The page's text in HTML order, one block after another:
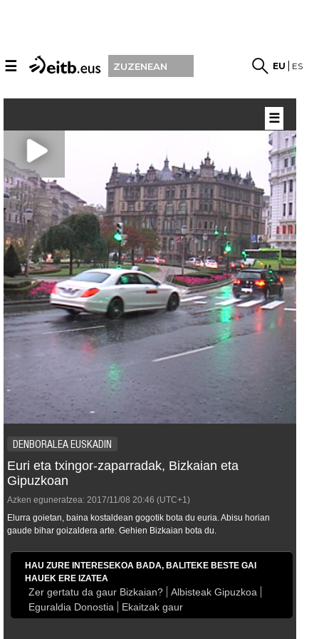
☰ ZUZENEAN EU ES
DENBORALEA EUSKADIN
Euri eta txingor-zaparradak, Bizkaian eta
Gipuzkoan
Azken eguneratzea: 2017/11/08 20:46 (UTC+1)
Elurra goietan, baina kostaldean gogotik bota du euria. Abisu horian
gaude bihar goizaldera arte. Gehien Bizkaian bota du.
HAU ZURE INTERESEKOA BADA, BALITEKE BESTE GAI
HAUEK ERE IZATEA
Zer gertatu da gaur Bizkaian?
Albisteak Gipuzkoa
Eguraldia Donostia
Ekaitzak gaur
☰